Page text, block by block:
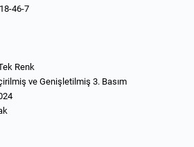
46-7
Renk
ve Genişletilmiş 3. Basım